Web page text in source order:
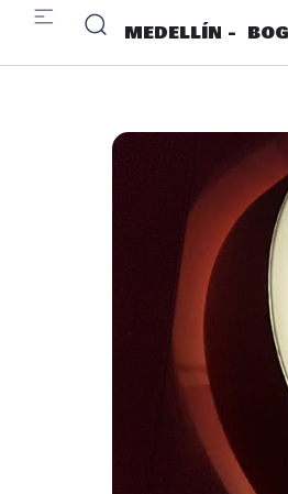
MEDELLÍN -